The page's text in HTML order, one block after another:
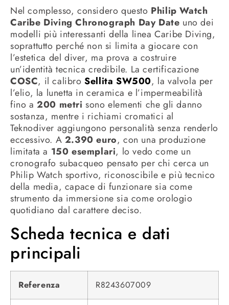
Nel complesso, considero questo Philip Watch
Caribe Diving Chronograph Day Date uno dei
modelli più interessanti della linea Caribe Diving,
soprattutto perché non si limita a giocare con
l’estetica del diver, ma prova a costruire
un’identità tecnica credibile. La certificazione
COSC, il calibroSellita SW500, la valvola per
l’elio, la lunetta in ceramica e l’impermeabilità
fino a200 metri sono elementi che gli danno
sostanza, mentre i richiami cromatici al
Teknodiver aggiungono personalità senza renderlo
eccessivo. A 2.390 euro, con una produzione
limitata a 150 esemplari, lo vedo come un
cronografo subacqueo pensato per chi cerca un
Philip Watch sportivo, riconoscibile e più tecnico
della media, capace di funzionare sia come
strumento da immersione sia come orologio
quotidiano dal carattere deciso.
Scheda tecnica e dati
principali
Referenza R8243607009